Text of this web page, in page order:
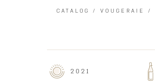
CATALOG / VOUGERAIE /
2021